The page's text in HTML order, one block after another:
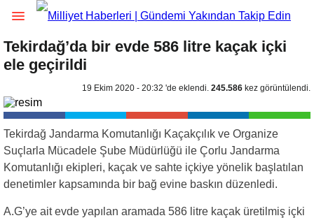
Tekirdağ’da bir evde 586 litre kaçak içki
ele geçirildi
19 Ekim 2020 - 20:32 'de eklendi. 245.586 kez görüntülendi.
Tekirdağ Jandarma Komutanlığı Kaçakçılık ve Organize
Suçlarla Mücadele Şube Müdürlüğü ile Çorlu Jandarma
Komutanlığı ekipleri, kaçak ve sahte içkiye yönelik başlatılan
denetimler kapsamında bir bağ evine baskın düzenledi.
A.G’ye ait evde yapılan aramada 586 litre kaçak üretilmiş içki